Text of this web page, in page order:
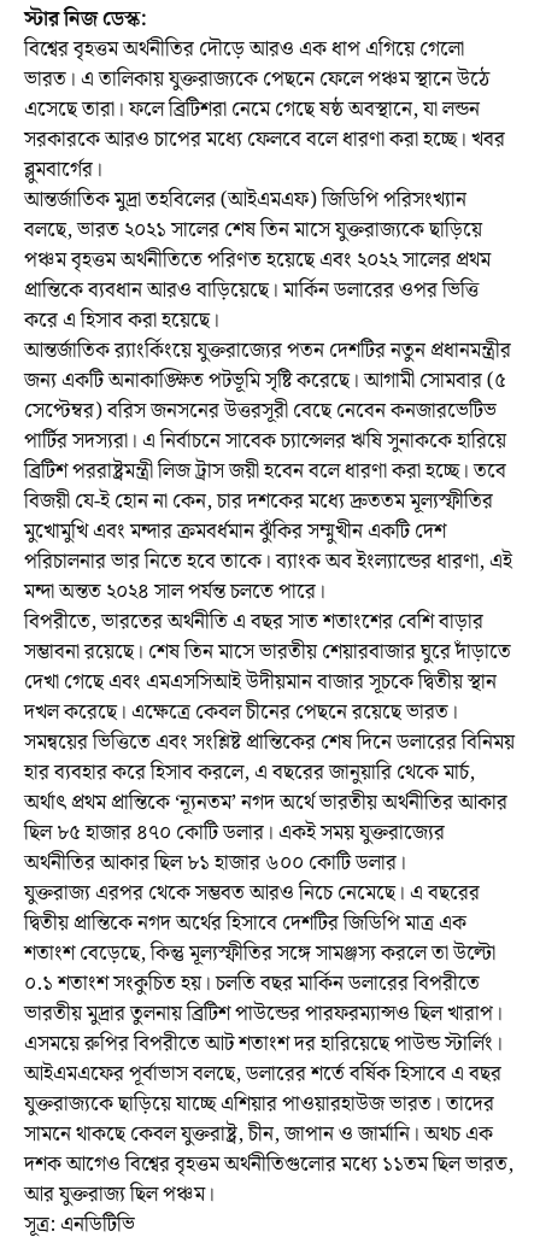
স্টার নিজ ডেস্ক:
বিশ্বের বৃহত্তম অর্থনীতির দৌড়ে আরও এক ধাপ এগিয়ে গেলো
ভারত। এ তালিকায় যুক্তরাজ্যকে পেছনে ফেলে পঞ্চম স্থানে উঠে
এসেছে তারা। ফলে ব্রিটিশরা নেমে গেছে ষষ্ঠ অবস্থানে, যা লন্ডন
সরকারকে আরও চাপের মধ্যে ফেলবে বলে ধারণা করা হচ্ছে। খবর
ব্লুমবার্গের।
আন্তর্জাতিক মুদ্রা তহবিলের (আইএমএফ) জিডিপি পরিসংখ্যান
বলছে, ভারত ২০২১ সালের শেষ তিন মাসে যুক্তরাজ্যকে ছাড়িয়ে
পঞ্চম বৃহত্তম অর্থনীতিতে পরিণত হয়েছে এবং ২০২২ সালের প্রথম
প্রান্তিকে ব্যবধান আরও বাড়িয়েছে। মার্কিন ডলারের ওপর ভিত্তি
করে এ হিসাব করা হয়েছে।
আন্তর্জাতিক র‌্যাংর্কিংয়ে যুক্তরাজ্যের পতন দেশটির নতুন প্রধানমন্ত্রীর
জন্য একটি অনাকাঙ্ক্ষিত পটভূমি সৃষ্টি করেছে। আগামী সোমবার (৫
সেপ্টেম্বর) বরিস জনসনের উত্তরসূরী বেছে নেবেন কনজারভেটিভ
পার্টির সদস্যরা। এ নির্বাচনে সাবেক চ্যান্সেলর ঋষি সুনাককে হারিয়ে
ব্রিটিশ পররাষ্ট্রমন্ত্রী লিজ ট্রাস জয়ী হবেন বলে ধারণা করা হচ্ছে। তবে
বিজয়ী যে-ই হোন না কেন, চার দশকের মধ্যে দ্রুততম মূল্যস্ফীতির
মুখোমুখি এবং মন্দার ক্রমবর্ধমান ঝুঁকির সম্মুখীন একটি দেশ
পরিচালনার ভার নিতে হবে তাকে। ব্যাংক অব ইংল্যান্ডের ধারণা, এই
মন্দা অন্তত ২০২৪ সাল পর্যন্ত চলতে পারে।
বিপরীতে, ভারতের অর্থনীতি এ বছর সাত শতাংশের বেশি বাড়ার
সম্ভাবনা রয়েছে। শেষ তিন মাসে ভারতীয় শেয়ারবাজার ঘুরে দাঁড়াতে
দেখা গেছে এবং এমএসসিআই উদীয়মান বাজার সূচকে দ্বিতীয় স্থান
দখল করেছে। এক্ষেত্রে কেবল চীনের পেছনে রয়েছে ভারত।
সমন্বয়ের ভিত্তিতে এবং সংশ্লিষ্ট প্রান্তিকের শেষ দিনে ডলারের বিনিময়
হার ব্যবহার করে হিসাব করলে, এ বছরের জানুয়ারি থেকে মার্চ,
অর্থাৎ প্রথম প্রান্তিকে ‘ন্যূনতম’ নগদ অর্থে ভারতীয় অর্থনীতির আকার
ছিল ৮৫ হাজার ৪৭০ কোটি ডলার। একই সময় যুক্তরাজ্যের
অর্থনীতির আকার ছিল ৮১ হাজার ৬০০ কোটি ডলার।
যুক্তরাজ্য এরপর থেকে সম্ভবত আরও নিচে নেমেছে। এ বছরের
দ্বিতীয় প্রান্তিকে নগদ অর্থের হিসাবে দেশটির জিডিপি মাত্র এক
শতাংশ বেড়েছে, কিন্তু মূল্যস্ফীতির সঙ্গে সামঞ্জস্য করলে তা উল্টো
০.১ শতাংশ সংকুচিত হয়। চলতি বছর মার্কিন ডলারের বিপরীতে
ভারতীয় মুদ্রার তুলনায় ব্রিটিশ পাউন্ডের পারফরম্যান্সও ছিল খারাপ।
এসময়ে রুপির বিপরীতে আট শতাংশ দর হারিয়েছে পাউন্ড স্টার্লিং।
আইএমএফের পূর্বাভাস বলছে, ডলারের শর্তে বর্ষিক হিসাবে এ বছর
যুক্তরাজ্যকে ছাড়িয়ে যাচ্ছে এশিয়ার পাওয়ারহাউজ ভারত। তাদের
সামনে থাকছে কেবল যুক্তরাষ্ট্র, চীন, জাপান ও জার্মানি। অথচ এক
দশক আগেও বিশ্বের বৃহত্তম অর্থনীতিগুলোর মধ্যে ১১তম ছিল ভারত,
আর যুক্তরাজ্য ছিল পঞ্চম।
সূত্র: এনডিটিভি